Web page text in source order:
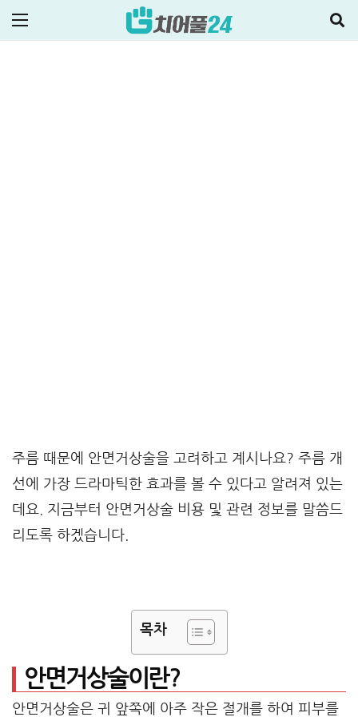
2021-12-20
주름 때문에 안면거상술을 고려하고 계시나요? 주름 개
선에 가장 드라마틱한 효과를 볼 수 있다고 알려져 있는
데요. 지금부터 안면거상술 비용 및 관련 정보를 말씀드
리도록 하겠습니다.
목차
안면거상술이란?
안면거상술은 귀 앞쪽에 아주 작은 절개를 하여 피부를